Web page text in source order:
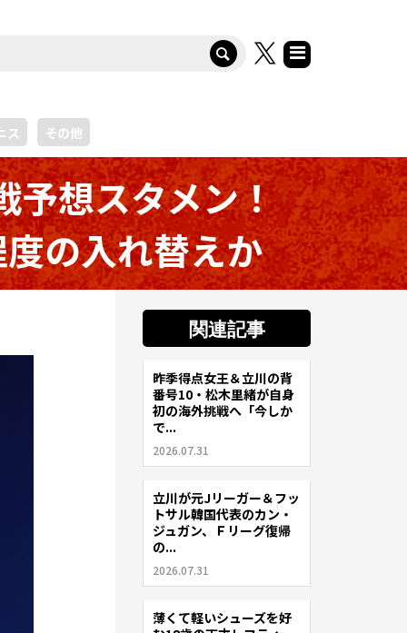
ス その他
予想スタメン！
の入れ替えか
関連記事
サッカー
昨季得点女王＆立川の背
番号10・松木里緒が自身
初の海外挑戦へ「今しか
で...
2026.07.31
サッカー
立川が元Jリーガー＆フッ
トサル韓国代表のカン・
ジュガン、Ｆリーグ復帰
の...
2026.07.31
サッカー
薄くて軽いシューズを好